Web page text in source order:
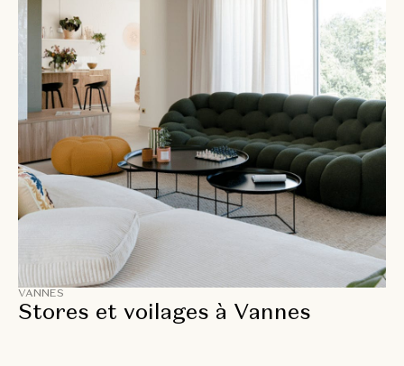
VANNES
Stores et voilages à Vannes